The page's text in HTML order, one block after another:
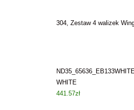
304, Zestaw 4 walizek
WHITE
441.57zł